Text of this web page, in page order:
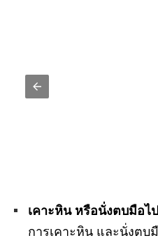
เคาะหิน หรือนั่งตบมือไ
การเคาะหิน และนั่งตบ